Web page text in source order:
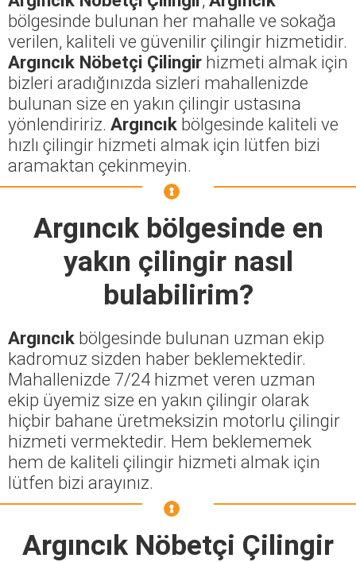
bölgesinde bulunan her mahalle ve sokağa
verilen, kaliteli ve güvenilir çilingir hizmetidir.
Argıncık Nöbetçi Çilingir hizmeti almak için
bizleri aradığınızda sizleri mahallenizde
bulunan size en yakın çilingir ustasına
yönlendiririz. Argıncık bölgesinde kaliteli ve
hızlı çilingir hizmeti almak için lütfen bizi
aramaktan çekinmeyin.
Argıncıkbölgesinde en
yakın çilingir nasıl
bulabilirim?
Argıncık bölgesinde bulunan uzman ekip
kadromuz sizden haber beklemektedir.
Mahallenizde 7/24 hizmet veren uzman
ekip üyemiz size en yakın çilingir olarak
hiçbir bahane üretmeksizin motorlu çilingir
hizmeti vermektedir. Hem beklememek
hem de kaliteli çilingir hizmeti almak için
lütfen bizi arayınız.
Argıncık Nöbetçi Çilingir